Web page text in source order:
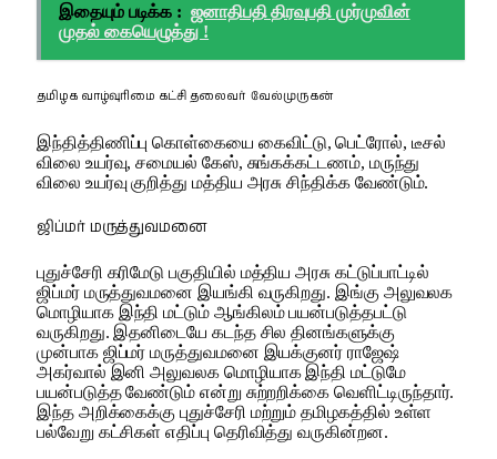
இதையும் படிக்க : ஜனாதிபதி திரவுபதி முர்முவின்
முதல் கையெழுத்து !
தமிழக வாழ்வுரிமை கட்சி தலைவர் வேல்முருகன்
இந்தித்திணிப்பு கொள்கையை கைவிட்டு, பெட்ரோல், டீசல்
விலை உயர்வு, சமையல் கேஸ், சுங்கக்கட்டணம், மருந்து
விலை உயர்வு குறித்து மத்திய அரசு சிந்திக்க வேண்டும்.
ஜிப்மர் மருத்துவமனை
புதுச்சேரி கரிமேடு பகுதியில் மத்திய அரசு கட்டுப்பாட்டில்
ஜிப்மர் மருத்துவமனை இயங்கி வருகிறது. இங்கு அலுவலக
மொழியாக இந்தி மட்டும் ஆங்கிலம் பயன்படுத்தபட்டு
வருகிறது. இதனிடையே கடந்த சில தினங்களுக்கு
முன்பாக ஜிப்மர் மருத்துவமனை இயக்குனர் ராஜேஷ்
அகர்வால் இனி அலுவலக மொழியாக இந்தி மட்டுமே
பயன்படுத்த வேண்டும் என்று சுற்றறிக்கை வெளிட்டிருந்தார்.
இந்த அறிக்கைக்கு புதுச்சேரி மற்றும் தமிழகத்தில் உள்ள
பல்வேறு கட்சிகள் எதிப்பு தெரிவித்து வருகின்றன.